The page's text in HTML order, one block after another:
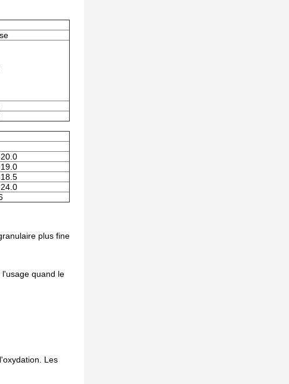
plus fine
quand le
Les